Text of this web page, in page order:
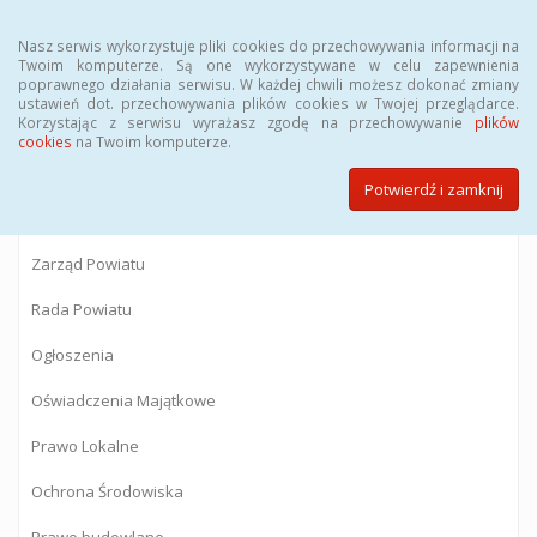
Nasz serwis wykorzystuje pliki cookies do przechowywania informacji na
Twoim komputerze. Są one wykorzystywane w celu zapewnienia
poprawnego działania serwisu. W każdej chwili możesz dokonać zmiany
ustawień dot. przechowywania plików cookies w Twojej przeglądarce.
Korzystając z serwisu wyrażasz zgodę na przechowywanie plików
cookies na Twoim komputerze.
Potwierdź i zamknij
BIULETYN INFORMACJI PUBLICZNEJ
Starostwa Powiatowego w Gostyninie
Zarząd Powiatu
Rada Powiatu
Ogłoszenia
Oświadczenia Majątkowe
Prawo Lokalne
Ochrona Środowiska